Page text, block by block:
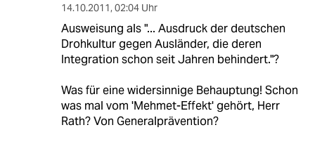
14.10.2011, 02:04 Uhr
Ausweisung als "... Ausdruck der deutschen
Drohkultur gegen Ausländer, die deren
Integration schon seit Jahren behindert."?
Was für eine widersinnige Behauptung! Schon
was mal vom 'Mehmet-Effekt' gehört, Herr
Rath? Von Generalprävention?